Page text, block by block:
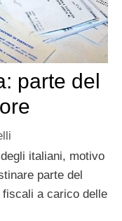
parte del
italiani, motivo
parte del
a carico delle